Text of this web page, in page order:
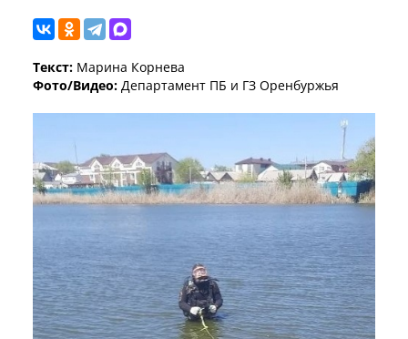
Текст: Марина Корнева
Фото/Видео: Департамент ПБ и ГЗ Оренбуржья